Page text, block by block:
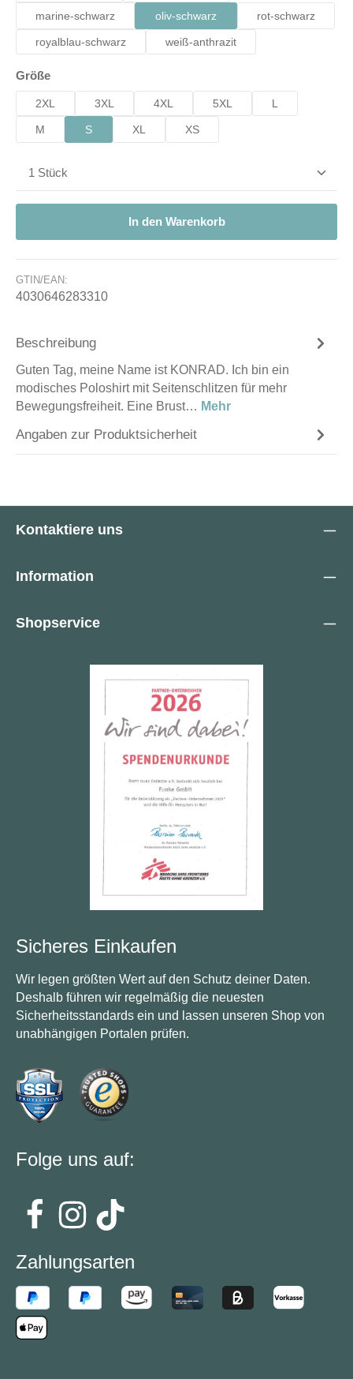
marine-schwarz oliv-schwarz rot-schwarz
royalblau-schwarz weiß-anthrazit
Größeauswählen
2XL 3XL 4XL 5XL L
M S XL XS
Produkt Anzahl: Gib den gewünschten Wert ein
In den Warenkorb
GTIN/EAN:
4030646283310
Beschreibung
Guten Tag, meine Name ist KONRAD. Ich bin ein
modisches Poloshirt mit Seitenschlitzen für mehr
Bewegungsfreiheit. Eine Brust… Mehr
Angaben zur Produktsicherheit
Kontaktiere uns
Information
Shopservice
Sicheres Einkaufen
Wir legen größten Wert auf den Schutz deiner Daten.
Deshalb führen wir regelmäßig die neuesten
Sicherheitsstandards ein und lassen unseren Shop von
unabhängigen Portalen prüfen.
Folge uns auf:
Zahlungsarten